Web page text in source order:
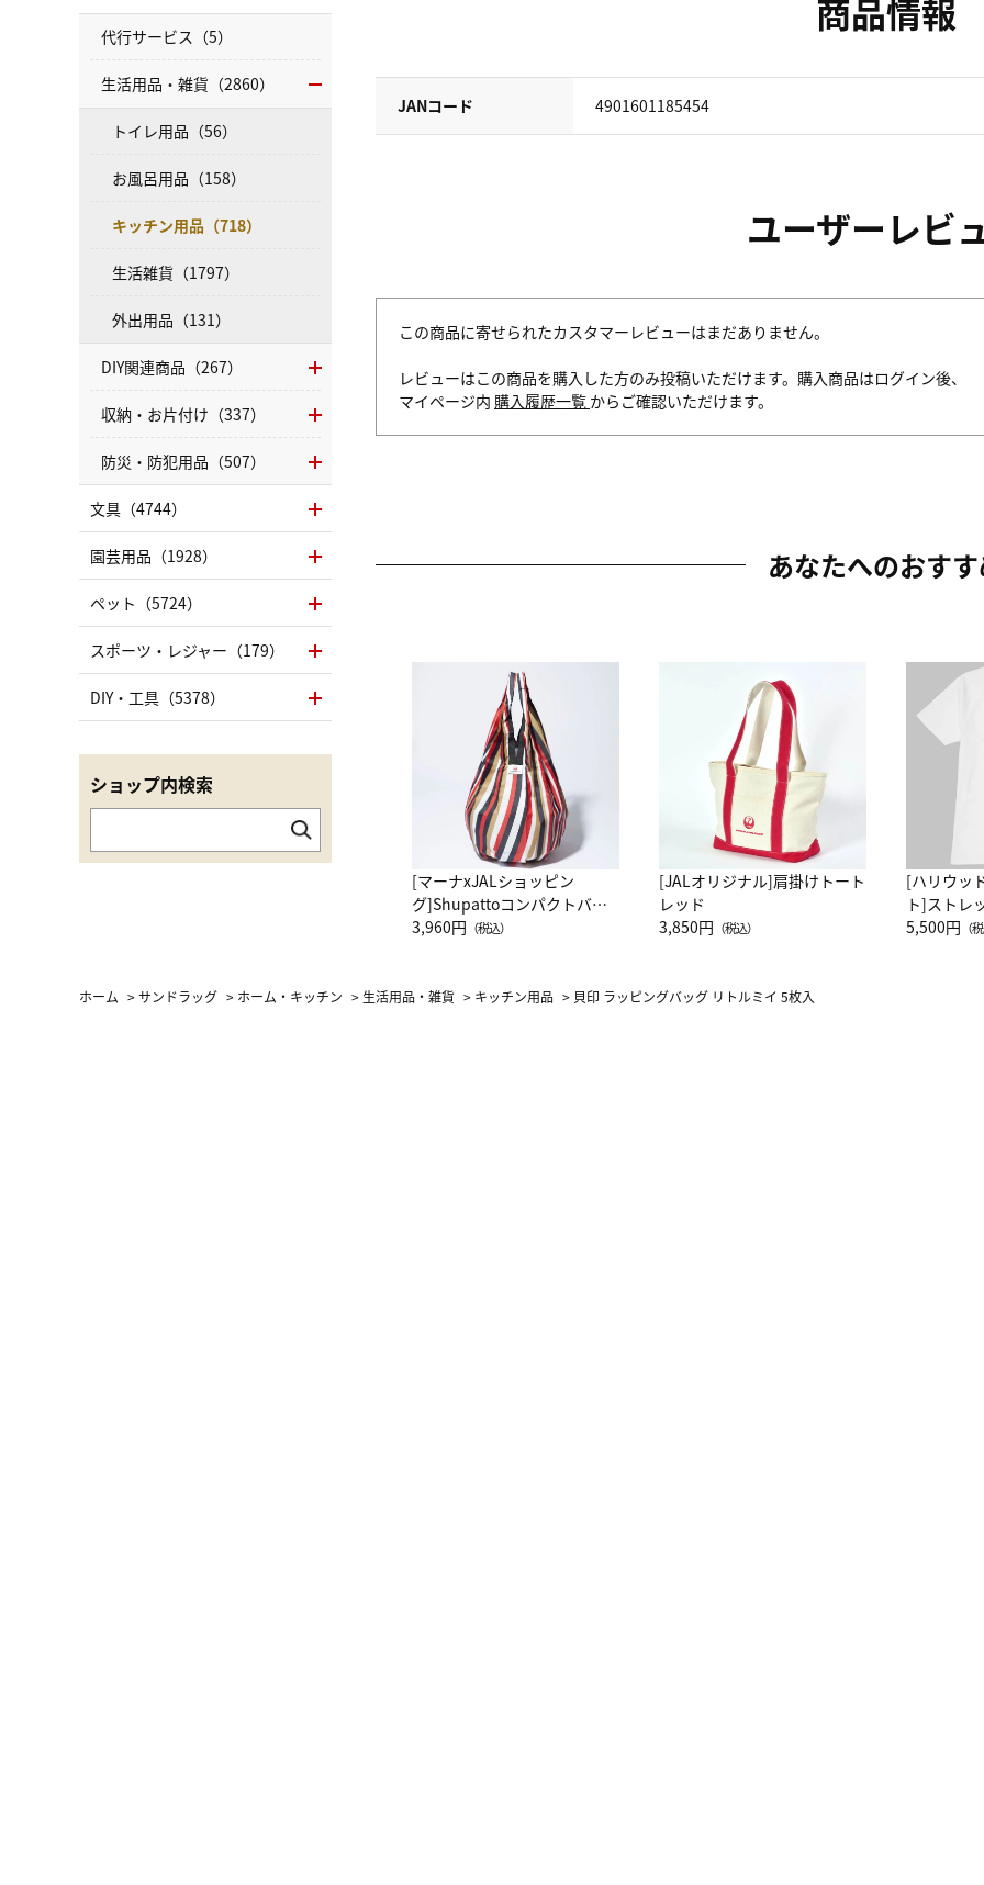
商品情報
JANコード 4901601185454
ユーザーレビ
この商品に寄せられたカスタマーレビューはまだありません。
レビューはこの商品を購入した方のみ投稿いただけます。購入商品はログイン後、
マイページ内 購入履歴一覧 からご確認いただけます。
あなたへのおす
[マーナxJALショッピン
グ]Shupattoコンパクトバッ
グ Drop JAL客室乗務員
3,960円 （税込）
[JALオリジナル]肩掛けトート
レッド
3,850円 （税込）
[ハリウッ
ト]ストレ
ーネック
5,500円 （
代行サービス（5）
生活用品・雑貨（2860）
トイレ用品（56）
お風呂用品（158）
キッチン用品（718）
生活雑貨（1797）
外出用品（131）
DIY関連商品（267）
収納・お片付け（337）
防災・防犯用品（507）
文具（4744）
園芸用品（1928）
ペット（5724）
スポーツ・レジャー（179）
DIY・工具（5378）
ショップ内検索
ホーム >サンドラッグ > ホーム・キッチン > 生活用品・雑貨 > キッチン用品 > 貝印 ラッピングバッグ リトルミイ 5枚入